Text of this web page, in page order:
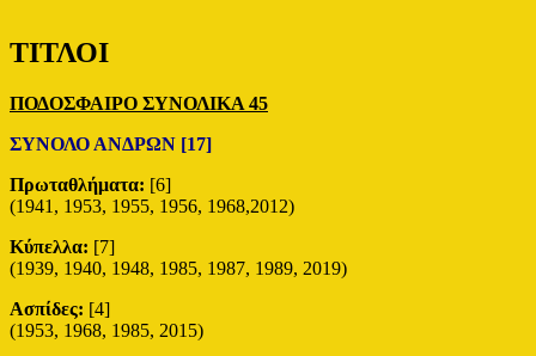
ΤΙΤΛΟΙ
ΠΟΔΟΣΦΑΙΡΟ ΣΥΝΟΛΙΚΑ 45
ΣΥΝΟΛΟ ΑΝΔΡΩΝ [17]
Πρωταθλήματα: [6]
(1941, 1953, 1955, 1956, 1968,2012)
Κύπελλα: [7]
(1939, 1940, 1948, 1985, 1987, 1989, 2019)
Ασπίδες: [4]
(1953, 1968, 1985, 2015)